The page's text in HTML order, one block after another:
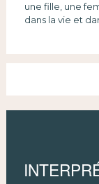
une fille, une
dans la vie et